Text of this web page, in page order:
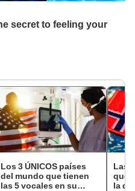
Los 3 ÚNICOS países
del mundo que tienen
las 5 vocales en su
Las
que
la de